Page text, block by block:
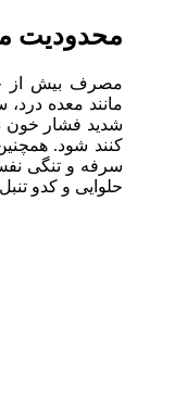
محدودیت
مصرف بیش از
مانند معده
شدید فشار
کنند شود.
سرفه و تنگی
حلوایی و کدو